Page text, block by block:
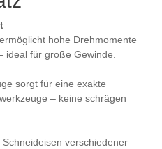
hohe Drehmomente
ideal für große Gewinde.
sorgt für eine exakte
– keine schrägen
verschiedener